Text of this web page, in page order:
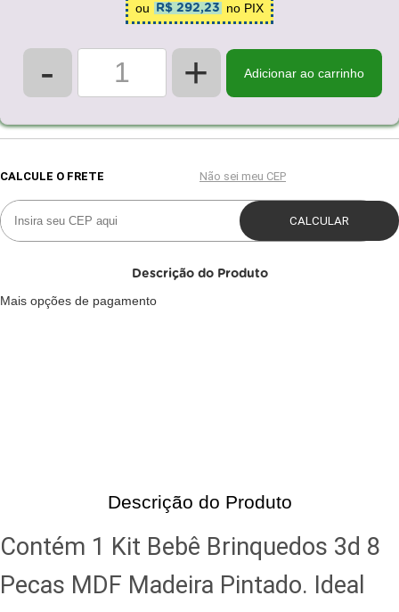
ou R$ 292,23 no PIX
- + Adicionar ao carrinho
Descrição do Produto
Mais opções de pagamento
Descrição do Produto
Contém 1 Kit Bebê Brinquedos 3d 8
Pecas MDF Madeira Pintado. Ideal